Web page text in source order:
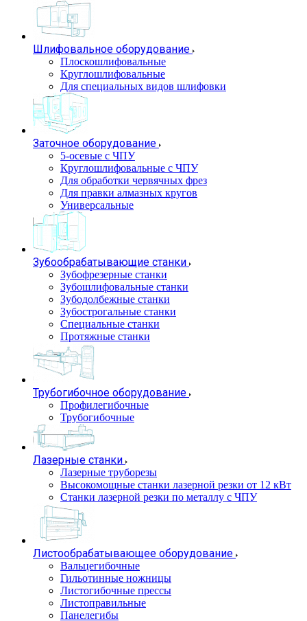
Шлифовальное оборудование
Плоскошлифовальные
Круглошлифовальные
Для специальных видов шлифовки
Заточное оборудование
5-осевые с ЧПУ
Круглошлифовальные с ЧПУ
Для обработки червячных фрез
Для правки алмазных кругов
Универсальные
Зубообрабатывающие станки
Зубофрезерные станки
Зубошлифовальные станки
Зубодолбежные станки
Зубострогальные станки
Специальные станки
Протяжные станки
Трубогибочное оборудование
Профилегибочные
Трубогибочные
Лазерные станки
Лазерные труборезы
Высокомощные станки лазерной резки от 12 кВт
Станки лазерной резки по металлу с ЧПУ
Листообрабатывающее оборудование
Вальцегибочные
Гильотинные ножницы
Листогибочные прессы
Листоправильные
Панелегибы